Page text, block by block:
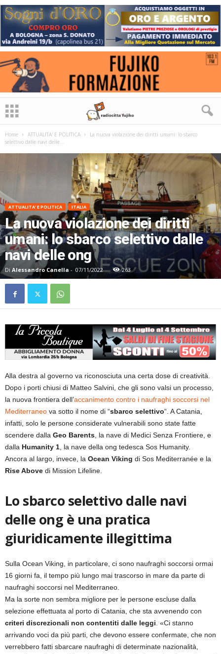
Home ATTUALITA' E POLITICA
La nuova violazione dei diritti umani: lo sbarco
selettivo dalle navi delle...
ATTUALITA' E POLITICA ITALIA
La nuova violazione dei diritti
umani: lo sbarco selettivo dalle
navi delle ong
Di Alessandro Canella - 07/11/2022 263
Alla destra al governo va riconosciuta una certa dose di creatività.
Dopo i porti chiusi di Matteo Salvini, che gli sono valsi un processo,
la nuova frontiera dell’accanimento contro i naufraghi soccorsi nel
Mediterraneo va sotto il nome di “sbarco selettivo“. A Catania,
infatti, solo le persone considerate vulnerabili sono state fatte
scendere dalla Geo Barents, la nave di Medici Senza Frontiere, e
dalla Humanity 1, la nave della ong tedesca Sos Humanity.
Ancora al largo, invece, la Ocean Viking di Sos Mediterranée e la
Rise Above di Mission Lifeline.
Lo sbarco selettivo dalle navi
delle ong è una pratica
giuridicamente illegittima
Sulla Ocean Viking, in particolare, ci sono naufraghi soccorsi ormai
16 giorni fa, il tempo più lungo mai trascorso in mare da parte di
naufraghi soccorsi nel Mediterraneo.
Ma la sorte non sembra migliore per le persone escluse dalla
selezione effettuata al porto di Catania, che sta avvenendo con
criteri discrezionali non contentiti dalle leggi. «Ci stanno
arrivando voci da più parti, che devono essere confermate, che non
verrebbero fatti sbarcare naufraghi di determinate nazionalità,